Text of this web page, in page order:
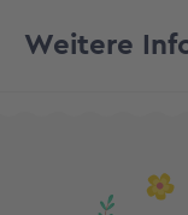
Weitere